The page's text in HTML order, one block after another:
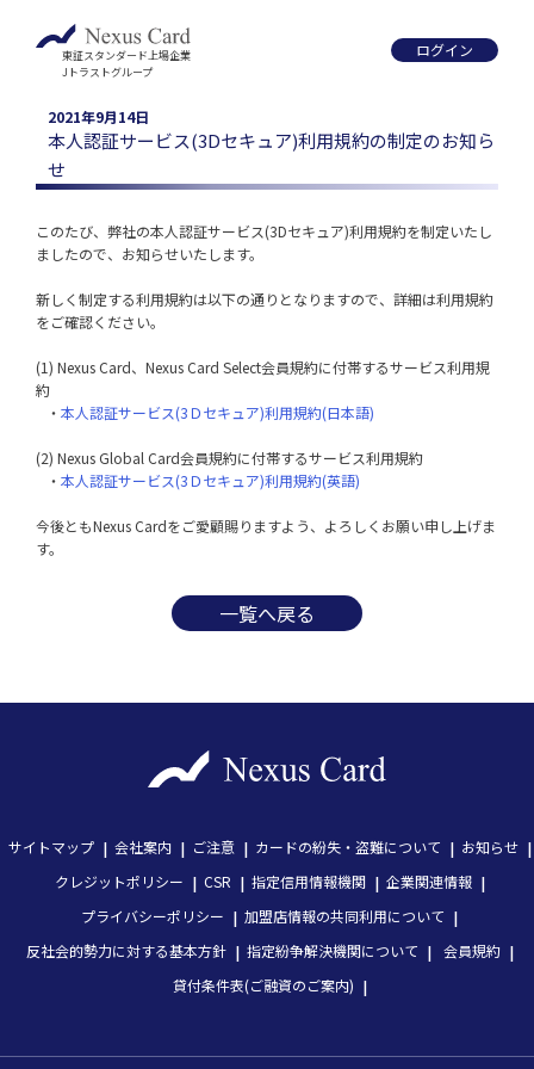
東証スタンダード上場企業
Jトラストグループ
ログイン
2021年9月14日
本人認証サービス(3Dセキュア)利用規約の制定のお知ら
せ
このたび、弊社の本人認証サービス(3Dセキュア)利用規約を制定いたし
ましたので、お知らせいたします。
新しく制定する利用規約は以下の通りとなりますので、詳細は利用規約
をご確認ください。
(1) Nexus Card、Nexus Card Select会員規約に付帯するサービス利用規
約
   ・
本人認証サービス(3Ｄセキュア)利用規約(日本語)
(2) Nexus Global Card会員規約に付帯するサービス利用規約
   ・
本人認証サービス(3Ｄセキュア)利用規約(英語)
今後ともNexus Cardをご愛顧賜りますよう、よろしくお願い申し上げま
一覧へ戻る
サイトマップ 会社案内 ご注意 カードの紛失・盗難について
お知らせ
クレジットポリシー
CSR 指定信用情報機関
企業関連情報
プライバシーポリシー
加盟店情報の共同利用について
反社会的勢力に対する基本方針
指定紛争解決機関について
会員規約
貸付条件表(ご融資のご案内)